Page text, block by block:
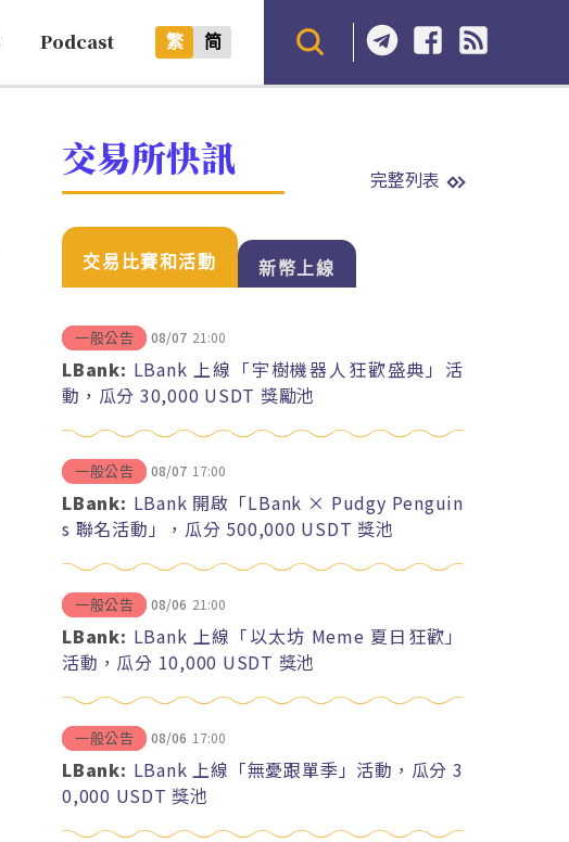
Podcast 繁 简
交易所快訊 完整列表
交易比賽和活動 新幣上線
一般公告 08/07 21:00
LBank: LBank 上線「宇樹機器人狂歡盛典」活
動，瓜分 30,000 USDT 獎勵池
一般公告 08/07 17:00
LBank: LBank 開啟「LBank × Pudgy Penguin
s 聯名活動」，瓜分 500,000 USDT 獎池
一般公告 08/06 21:00
LBank: LBank 上線「以太坊 Meme 夏日狂歡」
活動，瓜分 10,000 USDT 獎池
一般公告 08/06 17:00
LBank: LBank 上線「無憂跟單季」活動，瓜分 3
0,000 USDT 獎池